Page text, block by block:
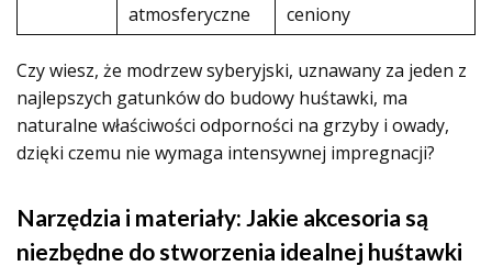
atmosferyczne
ceniony
Czy wiesz, że modrzew syberyjski, uznawany za jeden z
najlepszych gatunków do budowy huśtawki, ma
naturalne właściwości odporności na grzyby i owady,
dzięki czemu nie wymaga intensywnej impregnacji?
Narzędzia i materiały: Jakie akcesoria są
niezbędne do stworzenia idealnej huśtawki